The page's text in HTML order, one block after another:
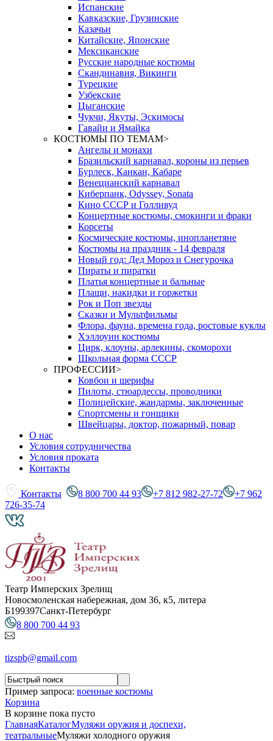
Испанские
Кавказские, Грузинские
Казачьи
Китайские, Японские
Мексиканские
Русские народные костюмы
Скандинавия, Викинги
Турецкие
Узбекские
Цыганские
Чукчи, Якуты, Эскимосы
Гавайи и Ямайка
КОСТЮМЫ ПО ТЕМАМ>
Ангелы и монахи
Бразильский карнавал, короны из перьев
Бурлеск, Канкан, Кабаре
Венецианский карнавал
Киберпанк, Odyssey, Sonata
Кино СССР и Голливуд
Концертные костюмы, смокинги и фраки
Корсеты
Космические костюмы, инопланетяне
Костюмы на праздник - 14 февраля
Новый год: Дед Мороз и Снегурочка
Пираты и пиратки
Платья концертные и бальные
Плащи, накидки и горжетки
Рок и Поп звезды
Сказки и Мультфильмы
Флора, фауна, времена года, ростовые куклы
Хэллоуин костюмы
Цирк, клоуны, арлекины, скоморохи
Школьная форма СССР
ПРОФЕССИИ>
Ковбои и шерифы
Пилоты, стюардессы, проводники
Полицейские, жандармы, заключенные
Спортсмены и гонщики
Швейцары, доктор, пожарный, повар
О нас
Условия сотрудничества
Условия проката
Контакты
Контакты 8 800 700 44 93 +7 812 982-27-72
+7 962
726-35-74
Театр Имперских Зрелищ
Новосмоленская набережная, дом 36, к5, литера
Б199397Санкт-Петербург
8 800 700 44 93
tizspb@gmail.com
Пример запроса: военные костюмы
Корзина
В корзине пока пусто
ГлавнаяКаталогМуляжи оружия и доспехи,
театральныеМуляжи холодного оружия